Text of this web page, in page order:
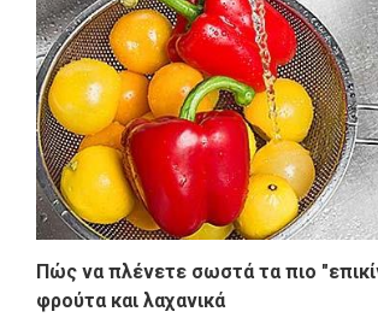
Πώς να πλένετε σωστά τα πιο
φρούτα και λαχανικά